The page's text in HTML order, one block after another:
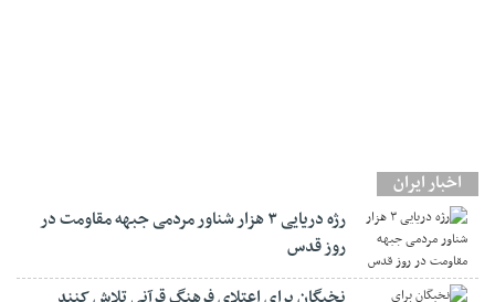
اخبار ایران
رژه دریایی ۳ هزار شناور مردمی جبهه مقاومت در
روز قدس